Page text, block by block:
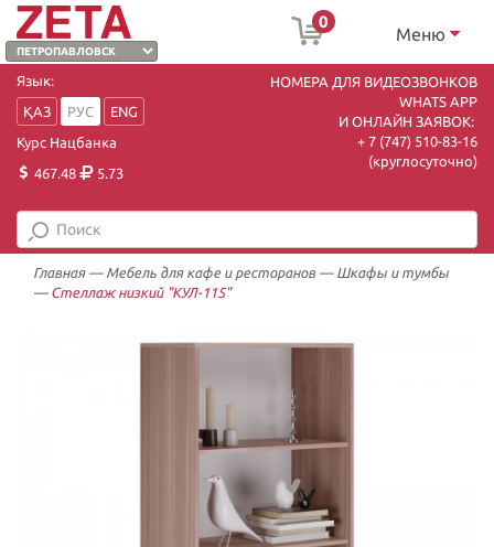
0
Меню
Язык:
ҚАЗ
РУС
ENG
Курс Нацбанка
467.48
5.73
НОМЕРА ДЛЯ ВИДЕОЗВОНКОВ
WHATS APP
И ОНЛАЙН ЗАЯВОК:
+ 7 (747) 510-83-16
(круглосуточно)
Главная— Мебель для кафе и ресторанов — Шкафы и тумбы
— Стеллаж низкий "КУЛ-115"